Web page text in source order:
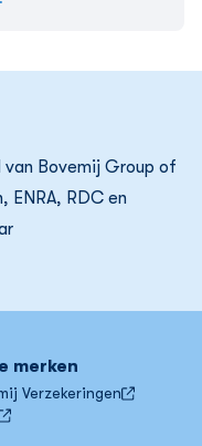
van Bovemij Group of
ENRA, RDC en
merken
Verzekeringen